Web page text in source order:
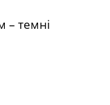
– темні